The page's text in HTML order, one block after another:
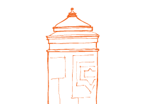
mee te doenStadsherstel